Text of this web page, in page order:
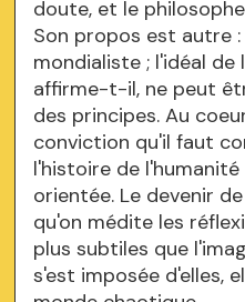
doute, et le
Son propos est autre
mondialiste ; l'idéal
affirme-t-il, ne peut
des principes. Au
conviction qu'il faut
l'histoire de
orientée. Le devenir
qu'on médite les
plus subtiles que
s'est imposée d'elles,